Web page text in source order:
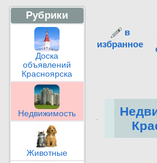
Рубрики
Доска
объявлений
Красноярска
Недвижимость
Животные
в
избранное